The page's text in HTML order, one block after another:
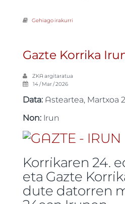
Gehiago irakurri
Gazte Korrika
ZKA argitaratua
14 / Mar / 2026
Data: Asteartea, Martxoa
Non: Irun
Korrikaren 24.
eta Gazte
dute datorren